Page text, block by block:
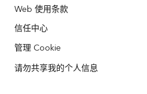
ArcGIS Architecture Center
Esri 视频
环境与可持续发展倡议
网站地图
非营利机构
种族平等
Web 使用条款
信任中心
管理 Cookie
请勿共享我的个人信息